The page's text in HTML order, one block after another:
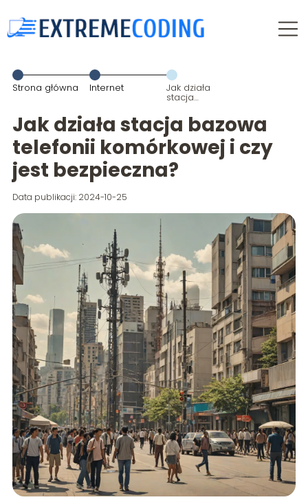
Strona główna Internet Jak działa
stacja
bazowa
telefonii
komórkowej i
czy jest
bezpieczna?
Jak działa stacja bazowa
telefonii komórkowej i czy
jest bezpieczna?
Data publikacji: 2024-10-25